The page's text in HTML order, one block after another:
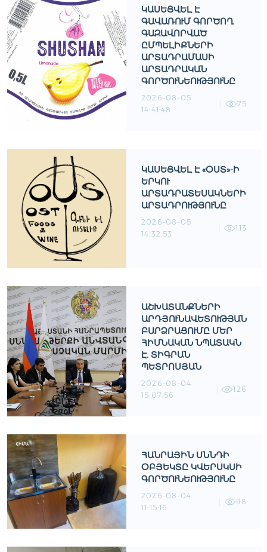
ԿԱՍԵՑՎԵԼ Է
ԳԱՎԱՌՈՒՄ ԳՈՐԾՈՂ
ԳԱԶԱՎՈՐՎԱԾ
ԸՄՊԵԼԻՔՆԵՐԻ
ԱՐՏԱԴՐԱՄԱՍԻ
ԱՐՏԱԴՐԱԿԱՆ
ԳՈՐԾՈՒՆԵՈՒԹՅՈՒՆԸ
2026-08-05
14:41:48
75
ԿԱՍԵՑՎԵԼ Է «ՕՍՏ»-Ի
ԵՐԿՈՒ
ԱՐՏԱԴՐԱՏԵՍԱԿՆԵՐԻ
ԱՐՏԱԴՐՈՒԹՅՈՒՆԸ
2026-08-05
14:32:53
113
ԱՇԽԱՏԱՆՔՆԵՐԻ
ԱՐԴՅՈՒՆԱՎԵՏՈՒԹՅԱՆ
ԲԱՐՁՐԱՑՈՒՄԸ ՄԵՐ
ՀԻՄՆԱԿԱՆ ՆՊԱՏԱԿՆ
Է. ՏԻԳՐԱՆ
ՊԵՏՐՈՍՅԱՆ
2026-08-04
15:07:56
126
ՀԱՆՐԱՅԻՆ ՍՆՆԴԻ
ՕԲՅԵԿՏԸ ԿՎԵՐՍԿՍԻ
ԳՈՐԾՈՒՆԵՈՒԹՅՈՒՆԸ
2026-08-04
11:15:16
98